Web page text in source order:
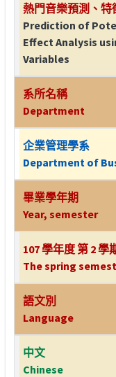
熱門音樂預測、
Prediction of
Effect Analysis
Variables
系所名稱
Department
企業管理學系
Department of
畢業學年期
Year, semester
107 學年度 第 2 學
The spring
語文別
Language
中文
Chinese